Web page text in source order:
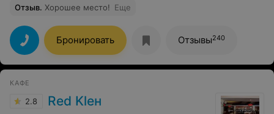
сотрудникам соответствующего отношения от своих
Отзыв. Хорошее место! Еще
Бронировать Отзывы240
КАФЕ
2.8 Red Kleн